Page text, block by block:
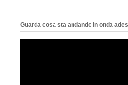
Guarda cosa sta andando in onda